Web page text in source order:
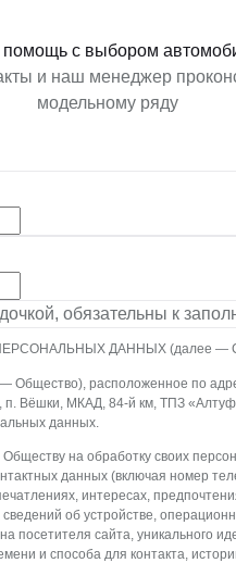
с выбором
и наш менеджер
модельному ряду
обязательны к
ДАННЫХ (далее —
Общество), расположенное по
п. Вёшки, МКАД, 84-й км, ТПЗ
данных.
на обработку своих
данных (включая номер
интересах,
об устройстве,
посетителя сайта, уникального
и способа для контакта,